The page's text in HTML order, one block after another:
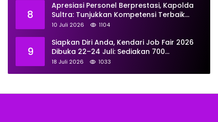
8
Apresiasi Personel Berprestasi, Kapolda
Sultra: Tunjukkan Kompetensi Terbaik
untuk Masyarakat
10 Juli 2026 1104
9
Siapkan Diri Anda, Kendari Job Fair 2026
Dibuka 22–24 Juli: Sediakan 700
Lowongan dari 30 Perusahaan
18 Juli 2026 1033